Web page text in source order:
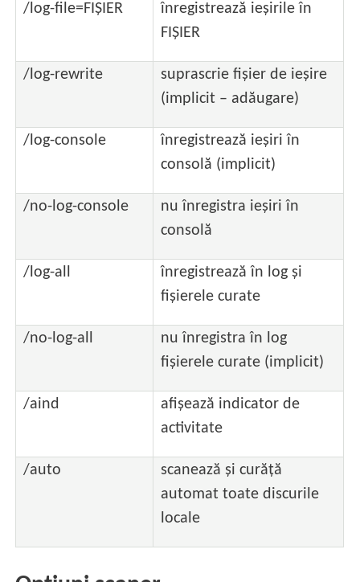
/log-file=FIȘIER
înregistrează ieșirile în
FIȘIER
/log-rewrite
suprascrie fișier de ieșire
(implicit – adăugare)
/log-console
înregistrează ieșiri în
consolă (implicit)
/no-log-console
nu înregistra ieșiri în
consolă
/log-all
înregistrează în log și
fișierele curate
/no-log-all
nu înregistra în log
fișierele curate (implicit)
/aind
afișează indicator de
activitate
/auto
scanează și curăță
automat toate discurile
locale